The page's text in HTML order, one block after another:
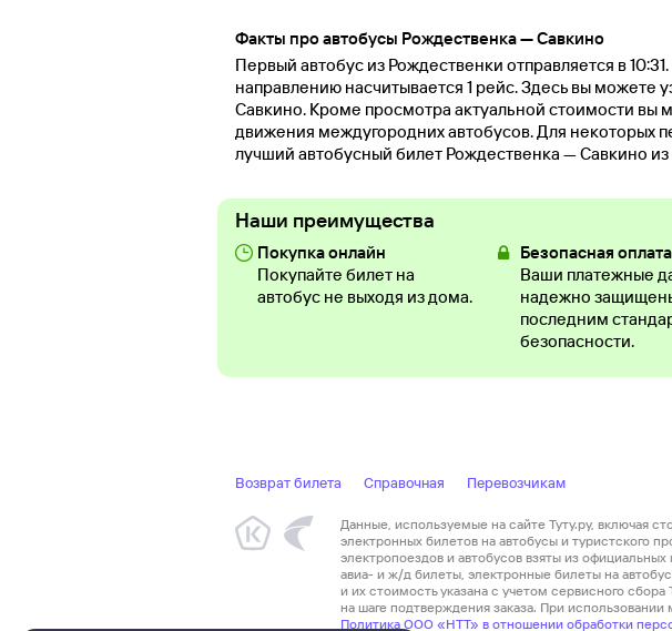
Факты про автобусы Рождественка — Савкино
Первый автобус из Рождественки отправляется в
направлению насчитывается 1 рейс. Здесь вы можете
Савкино. Кроме просмотра актуальной стоимости
движения междугородних автобусов. Для некоторых
лучший автобусный билет Рождественка — Савкино
Наши преимущества
Покупка онлайн
Покупайте билет на
автобус не выходя из дома.
Безопасная оплата
Ваши платежные
надежно
последним
безопасности.
Возврат билета Справочная Перевозчикам
Данные, используемые на сайте Туту.ру, включая
электронных билетов на автобусы и туристского
электропоездов и автобусов взяты из
авиа- и ж/д билеты, электронные билеты на
и их стоимость указана с учетом сервисного
на шаге подтверждения заказа. При использовании
Политика ООО «НТТ» в отношении обработки